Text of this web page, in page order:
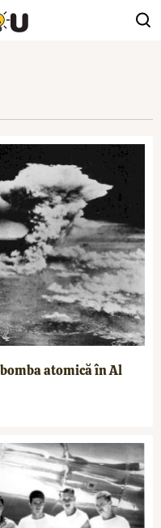
atomică în Al